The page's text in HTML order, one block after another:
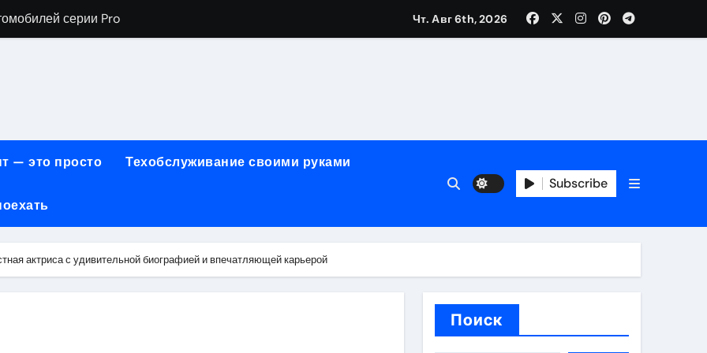
серии Pro
сервиса, наращивания ресниц и депиляции
огнезащиты металла: нанесение при -15°C внутри помещений и под навесом
по безопасности, производительности и типам доступа
и японских грузовых автомобилей
Чт. Авг 6th, 2026
— это просто Техобслуживание своими руками
Subscribe
актриса с удивительной биографией и впечатляющей карьерой
Поиск